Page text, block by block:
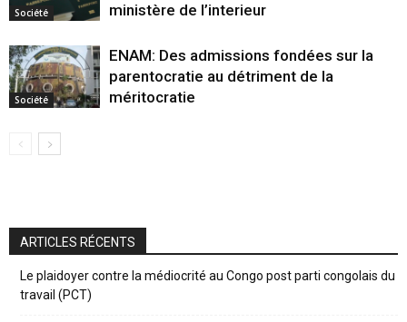
Société
ministère de l’interieur
Société
ENAM: Des admissions fondées sur la
parentocratie au détriment de la
méritocratie
ARTICLES RÉCENTS
Le plaidoyer contre la médiocrité au Congo post parti congolais du
travail (PCT)